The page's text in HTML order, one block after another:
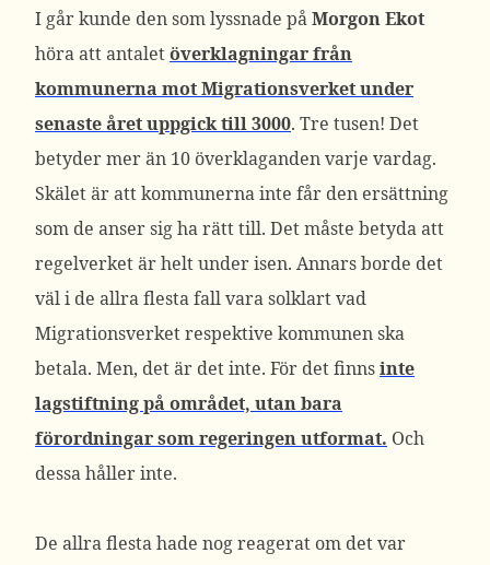
I går kunde den som lyssnade påMorgon Ekot
höra att antaletöverklagningar från
kommunerna mot Migrationsverket under
senaste året uppgick till 3000. Tre tusen! Det
betyder mer än 10 överklaganden varje vardag.
Skälet är att kommunerna inte får den ersättning
som de anser sig ha rätt till. Det måste betyda att
regelverket är helt under isen. Annars borde det
väl i de allra flesta fall vara solklart vad
Migrationsverket respektive kommunen ska
betala. Men, det är det inte. För det finnsinte
lagstiftning på området, utan bara
förordningar som regeringen utformat. Och
dessa håller inte.
De allra flesta hade nog reagerat om det var